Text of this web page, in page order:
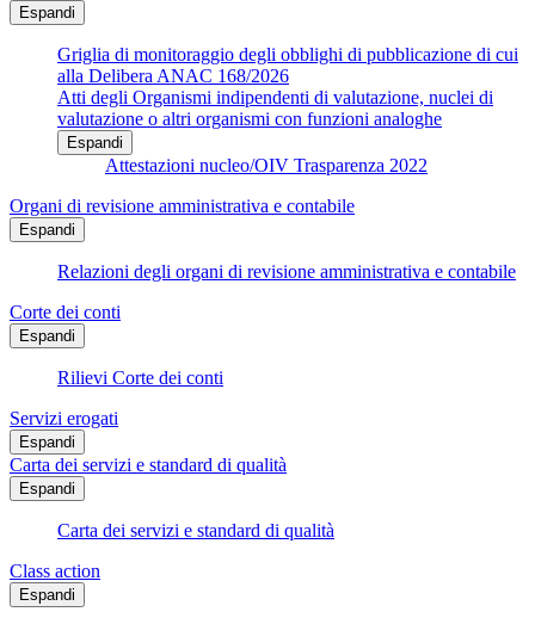
Espandi
Griglia di monitoraggio degli obblighi di pubblicazione di cui
alla Delibera ANAC 168/2026
Atti degli Organismi indipendenti di valutazione, nuclei di
valutazione o altri organismi con funzioni analoghe
Espandi
Attestazioni nucleo/OIV Trasparenza 2022
Organi di revisione amministrativa e contabile
Espandi
Relazioni degli organi di revisione amministrativa e contabile
Corte dei conti
Espandi
Rilievi Corte dei conti
Servizi erogati
Espandi
Carta dei servizi e standard di qualità
Espandi
Carta dei servizi e standard di qualità
Class action
Espandi